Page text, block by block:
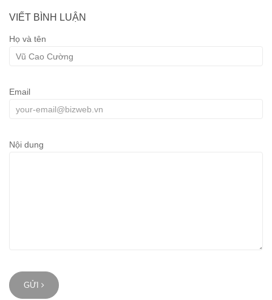
VIẾT BÌNH LUẬN
Họ và tên
Email
Nội dung
GỬI